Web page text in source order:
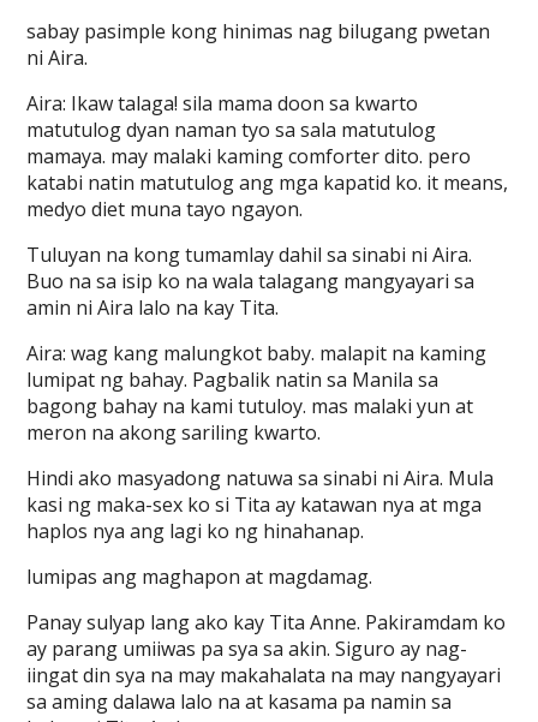
sabay pasimple kong hinimas nag bilugang pwetan
ni Aira.
Aira: Ikaw talaga! sila mama doon sa kwarto
matutulog dyan naman tyo sa sala matutulog
mamaya. may malaki kaming comforter dito. pero
katabi natin matutulog ang mga kapatid ko. it means,
medyo diet muna tayo ngayon.
Tuluyan na kong tumamlay dahil sa sinabi ni Aira.
Buo na sa isip ko na wala talagang mangyayari sa
amin ni Aira lalo na kay Tita.
Aira: wag kang malungkot baby. malapit na kaming
lumipat ng bahay. Pagbalik natin sa Manila sa
bagong bahay na kami tutuloy. mas malaki yun at
meron na akong sariling kwarto.
Hindi ako masyadong natuwa sa sinabi ni Aira. Mula
kasi ng maka-sex ko si Tita ay katawan nya at mga
haplos nya ang lagi ko ng hinahanap.
lumipas ang maghapon at magdamag.
Panay sulyap lang ako kay Tita Anne. Pakiramdam ko
ay parang umiiwas pa sya sa akin. Siguro ay nag-
iingat din sya na may makahalata na may nangyayari
sa aming dalawa lalo na at kasama pa namin sa